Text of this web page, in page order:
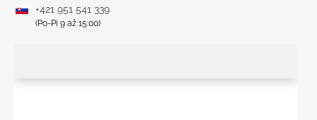
+421 951 541 339
(Po-Pi 9 až 15:00)